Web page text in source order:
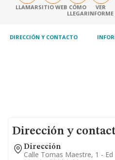
LLAMARSITIO WEB CÓMO
LLEGAR
VER
INFORME
DIRECCIÓN Y CONTACTO
Dirección y
Dirección
Calle Tomas Maestre, 1 - Ed